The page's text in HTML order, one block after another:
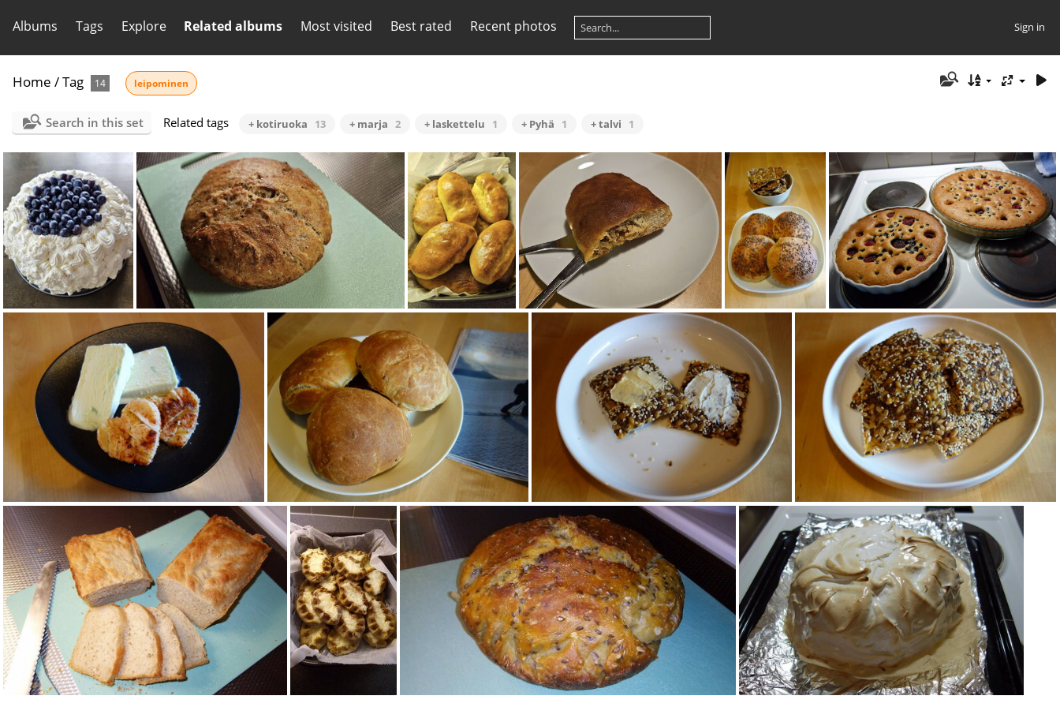
Albums Tags Explore Related albums Most visited Best rated Recent photos Sign in
Home /Tag 14 leipominen
Search in this set Related tags + kotiruoka 13 + marja 2 + laskettelu 1 + Pyhä 1 + talvi 1
Mustikkakermakakku Rosmariinileipa Itsetehtyjä lihapiirakoita V2 Siemenleipia Marjapiirakat
Kookosomenapiirakkaa päärynäjäätelöllä Isot kotitekoiset sämpylät Itsetehty gluteeniton siemennäkkäri Itsetehty gluteeniton siemennäkkäri